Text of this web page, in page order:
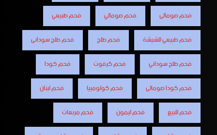
فحم صومالى
فحم صومالي
فحم طبيعي
فحم طبيعي للشيشة
فحم طلح
فحم طلح سودانى
فحم طلح سوداني
فحم كرفوت
فحم كودا
فحم كودا صومالى
فحم كولومبيا
فحم لبنان
فحم للبيع
فحم ليمون
فحم مربعات